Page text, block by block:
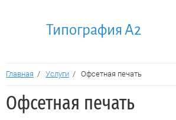
Типография A2
Главная / Услуги / Офсетная печать
Офсетная печать